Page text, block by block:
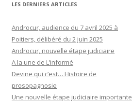
LES DERNIERS ARTICLES
Androcur, audience du 7 avril 2025 à
Poitiers, délibéré du 2 juin 2025
Androcur, nouvelle étape judiciaire
A la une de L’informé
Devine qui c’est… Histoire de
prosopagnosie
Une nouvelle étape judiciaire importante